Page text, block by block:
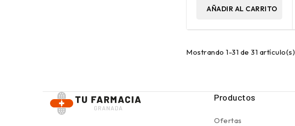
AÑADIR AL CARRITO
Mostrando 1-31 de 31 artículo(s)
Productos
Ofertas